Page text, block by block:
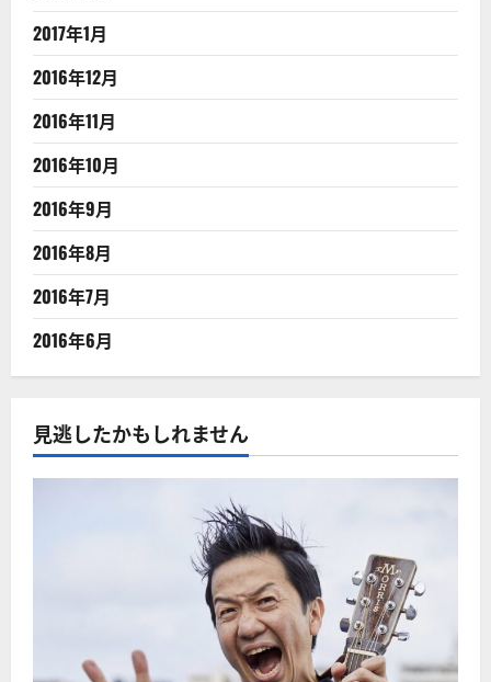
2017年1月
2016年12月
2016年11月
2016年10月
2016年9月
2016年8月
2016年7月
2016年6月
見逃したかもしれません